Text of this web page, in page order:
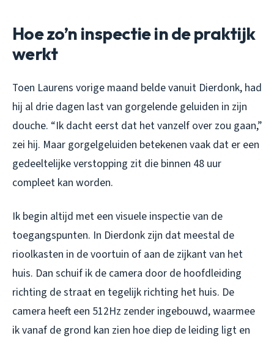
Hoe zo’n inspectie in de praktijk
werkt
Toen Laurens vorige maand belde vanuit Dierdonk, had
hij al drie dagen last van gorgelende geluiden in zijn
douche. “Ik dacht eerst dat het vanzelf over zou gaan,”
zei hij. Maar gorgelgeluiden betekenen vaak dat er een
gedeeltelijke verstopping zit die binnen 48 uur
compleet kan worden.
Ik begin altijd met een visuele inspectie van de
toegangspunten. In Dierdonk zijn dat meestal de
rioolkasten in de voortuin of aan de zijkant van het
huis. Dan schuif ik de camera door de hoofdleiding
richting de straat en tegelijk richting het huis. De
camera heeft een 512Hz zender ingebouwd, waarmee
ik vanaf de grond kan zien hoe diep de leiding ligt en